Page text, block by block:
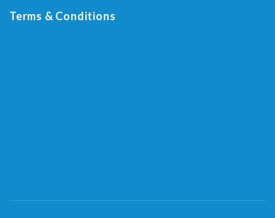
Terms & Conditions